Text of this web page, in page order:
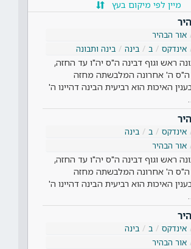
מיין לפי מיקום בעץ
אור הבהיר
אינדקס ב בינה בינה ותבונה
ראש וגוף דבינה ה"ס יה"ו עד החזה,
ה"ס ה' אחרונה המלבשתה מחזה
האיכות הוא רביעית הבינה דהיינו ה'
אינדקס ב
בינה
אור הבהיר
ראש וגוף דבינה ה"ס יה"ו עד החזה,
ה"ס ה' אחרונה המלבשתה מחזה
האיכות הוא רביעית הבינה דהיינו ה'
אינדקס ב
בינה
אור הבהיר